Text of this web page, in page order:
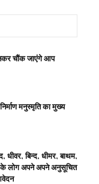
चौंक जाएंगे आप
मनुस्मृति का मुख्य
धीवर, बिन्द, धीमर, बाथम,
के लोग अपने अपने अनुसूचित